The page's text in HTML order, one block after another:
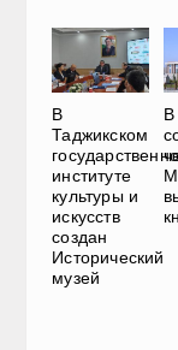
В
Таджикском
институте
культуры и
искусств
создан
Исторический
музей
В